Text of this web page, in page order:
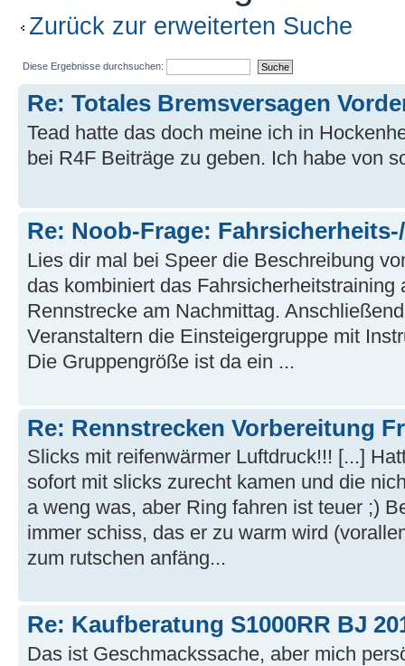
Zurück zur erweiterten Suche
Diese Ergebnisse durchsuchen:
Re: Totales Bremsversagen
Tead hatte das doch meine ich in
bei R4F Beiträge zu geben. Ich habe von
Re: Noob-Frage:
Lies dir mal bei Speer die Beschreibung
das kombiniert das Fahrsicherheitstraining
Rennstrecke am Nachmittag.
Veranstaltern die Einsteigergruppe mit
Die Gruppengröße ist da ein ...
Re: Rennstrecken Vorbereitung
Slicks mit reifenwärmer Luftdruck!!! [...]
sofort mit slicks zurecht kamen und die
a weng was, aber Ring fahren ist teuer ;)
immer schiss, das er zu warm wird
zum rutschen anfäng...
Re: Kaufberatung S1000RR BJ
Das ist Geschmackssache, aber mich